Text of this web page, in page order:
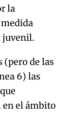
la
juvenil.
(pero de las
6) las
el ámbito